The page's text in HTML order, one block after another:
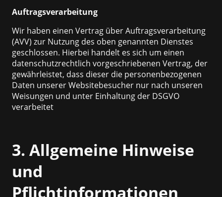
Auftragsverarbeitung
Wir haben einen Vertrag über Auftragsverarbeitung
(AVV) zur Nutzung des oben genannten Dienstes
geschlossen. Hierbei handelt es sich um einen
datenschutzrechtlich vorgeschriebenen Vertrag, der
gewährleistet, dass dieser die personenbezogenen
Daten unserer Websitebesucher nur nach unseren
Weisungen und unter Einhaltung der DSGVO
verarbeitet
3. Allgemeine Hinweise
und
Pflichtinformationen